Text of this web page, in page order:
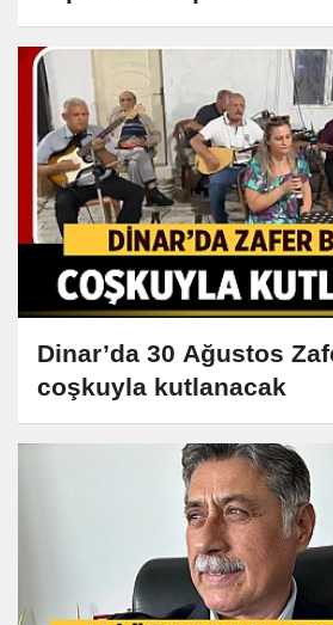
Dinar’da 30 Ağustos
coşkuyla kutlanacak